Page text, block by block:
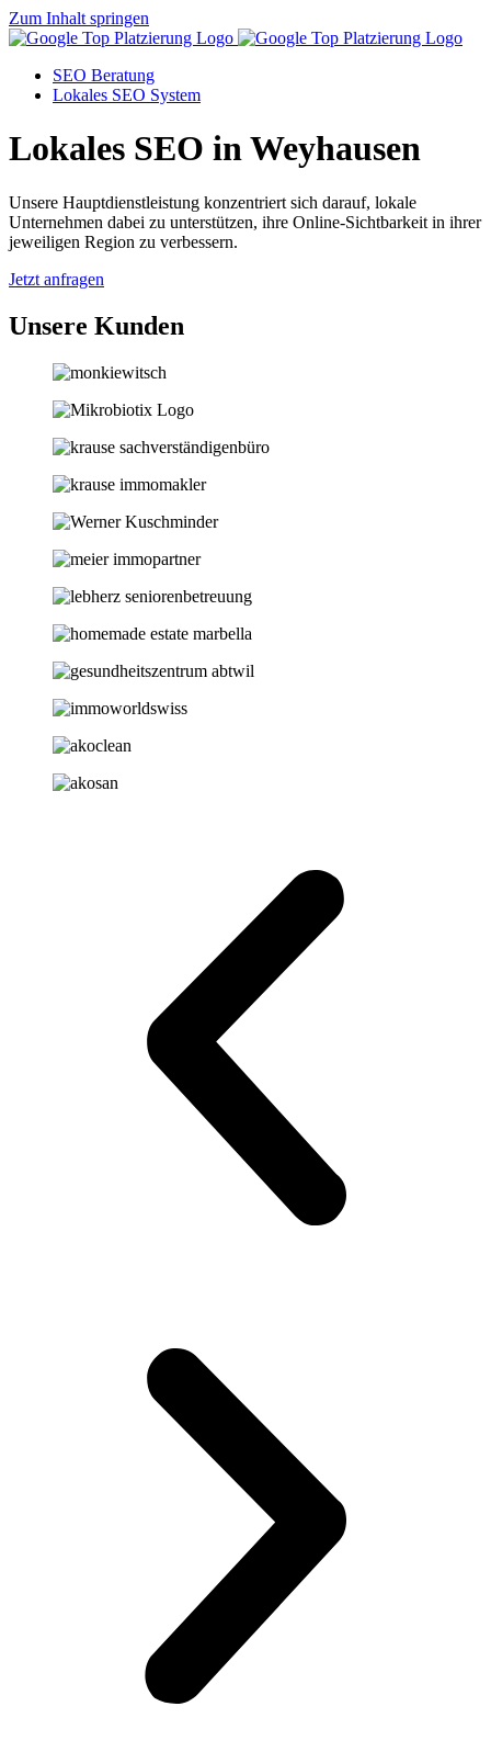
Zum Inhalt springen
SEO Beratung
Lokales SEO System
Lokales SEO in Weyhausen
Unsere Hauptdienstleistung konzentriert sich darauf, lokale
Unternehmen dabei zu unterstützen, ihre Online-Sichtbarkeit in ihrer
jeweiligen Region zu verbessern.
Jetzt anfragen
Unsere Kunden